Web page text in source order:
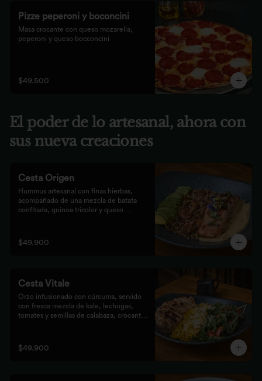
Pizze peperoni y boconcini
Masa crocante con queso mozarella,
peperoni y queso bocconcini
$49.500
El poder de lo artesanal, ahora con
sus nueva creaciones
Cesta Origen
Hummus artesanal con finas hierbas,
acompañado de una mezcla de batata
confitada, quinoa tricolor y queso
$49.900
Cesta Vitale
Orzo infusionado con cúrcuma, servido
con fresca mezcla de kale, lechugas,
tomates y semillas de calabaza, crocante
$49.900